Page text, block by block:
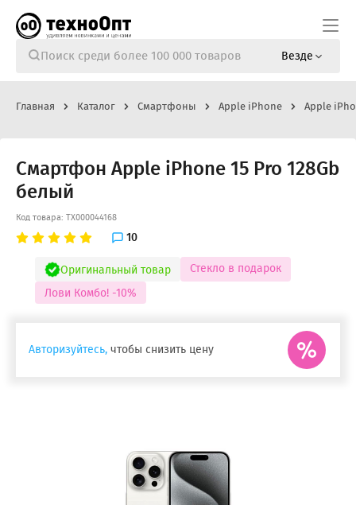
Везде
Главная Каталог Смартфоны Apple iPhone Apple
Смартфон Apple iPhone 15 Pro 128Gb
белый
Код товара: ТХ000044168
10
Оригинальный товар
Стекло в подарок
Лови Комбо! -10%
Авторизуйтесь, чтобы снизить цену